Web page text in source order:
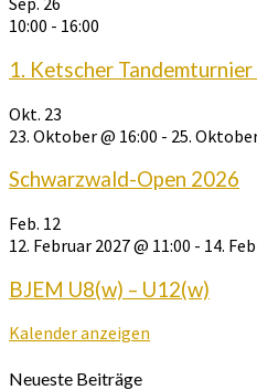
10:00 - 16:00
1. Ketscher
Okt. 23
23. Oktober @ 16:00 - 25.
Schwarzwald-Open 2026
Feb. 12
12. Februar 2027 @ 11:00 - 14.
BJEM U8(w) – U12(w)
Kalender anzeigen
Neueste Beiträge